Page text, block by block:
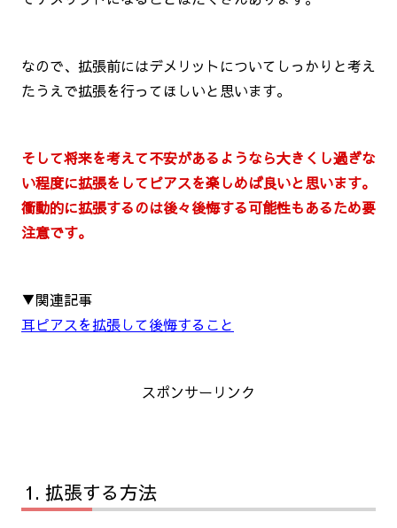
なので、拡張前にはデメリットについてしっかりと考え
たうえで拡張を行ってほしいと思います。
そして将来を考えて不安があるようなら大きくし過ぎな
い程度に拡張をしてピアスを楽しめば良いと思います。
衝動的に拡張するのは後々後悔する可能性もあるため要
注意です。
▼関連記事
耳ピアスを拡張して後悔すること
スポンサーリンク
拡張する方法